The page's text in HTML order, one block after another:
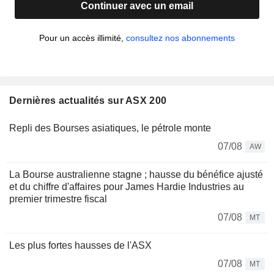
Continuer avec un email
Pour un accès illimité, consultez nos abonnements
Dernières actualités sur ASX 200
Repli des Bourses asiatiques, le pétrole monte
07/08
AW
La Bourse australienne stagne ; hausse du bénéfice ajusté
et du chiffre d'affaires pour James Hardie Industries au
premier trimestre fiscal
07/08
MT
Les plus fortes hausses de l'ASX
07/08
MT